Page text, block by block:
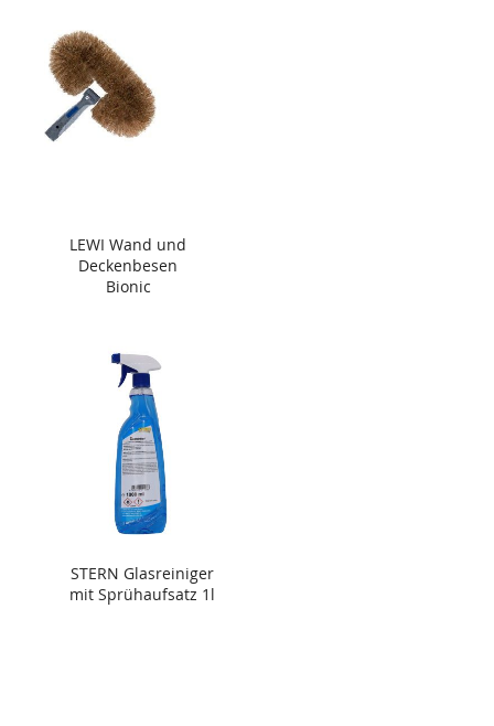
LEWI Wand und
Deckenbesen
Bionic
STERN Glasreiniger
mit Sprühaufsatz 1l